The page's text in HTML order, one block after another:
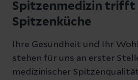
Spitzenmedizin trifft
Spitzenküche
Ihre Gesundheit und Ihr
stehen für uns an erster
medizinischer